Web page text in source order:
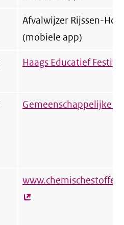
Afvalwijzer Rijssen-
(mobiele app)
Haags Educatief Festival
Gemeenschappelijke